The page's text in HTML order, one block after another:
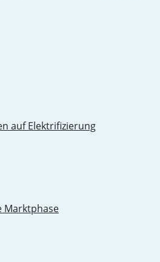
auf Elek­tri­fi­zie­rung
Marktphase